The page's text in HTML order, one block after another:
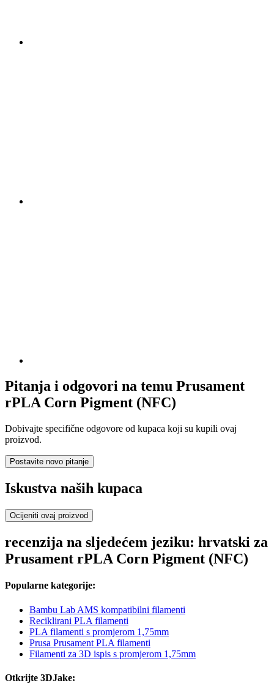
Pitanja i odgovori na temu Prusament
rPLA Corn Pigment (NFC)
Dobivajte specifične odgovore od kupaca koji su kupili ovaj
proizvod.
Postavite novo pitanje
Iskustva naših kupaca
Ocijeniti ovaj proizvod
recenzija na sljedećem jeziku: hrvatski za
Prusament rPLA Corn Pigment (NFC)
Popularne kategorije:
Bambu Lab AMS kompatibilni filamenti
Reciklirani PLA filamenti
PLA filamenti s promjerom 1,75mm
Prusa Prusament PLA filamenti
Filamenti za 3D ispis s promjerom 1,75mm
Otkrijte 3DJake: